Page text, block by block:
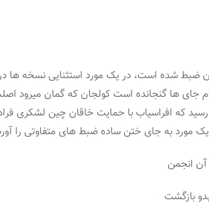
شده است، در یک مورد استثنایی نسخه ها در
جای ها گنجانده است کولجان که گمان میرود
که افراسیاب با حمایت خاقان چین لشکری
به جای ختن ساده ضبط های متفاوتی را
انجمن
بازگشت